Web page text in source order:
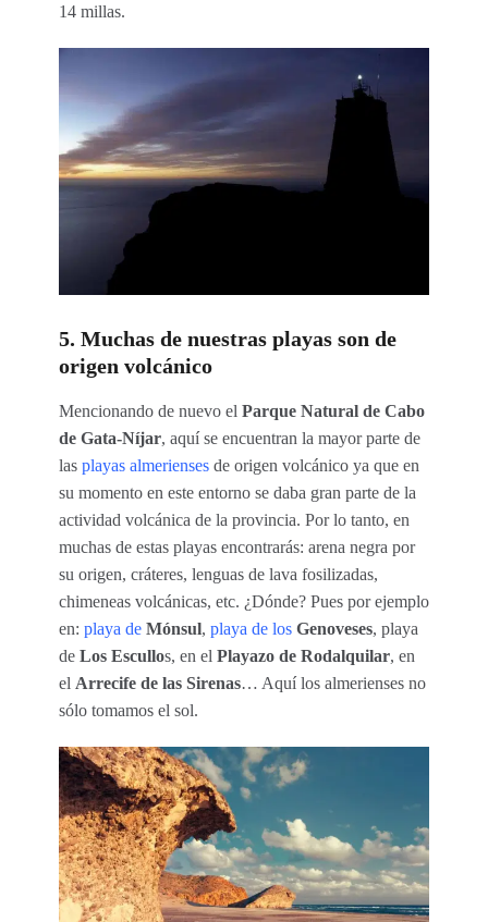
14 millas.
5. Muchas de nuestras playas son de
origen volcánico
Mencionando de nuevo el Parque Natural de Cabo
de Gata-Níjar, aquí se encuentran la mayor parte de
las playas almerienses de origen volcánico ya que en
su momento en este entorno se daba gran parte de la
actividad volcánica de la provincia. Por lo tanto, en
muchas de estas playas encontrarás: arena negra por
su origen, cráteres, lenguas de lava fosilizadas,
chimeneas volcánicas, etc. ¿Dónde? Pues por ejemplo
en: playa de Mónsul, playa de los Genoveses, playa
de Los Escullos, en el Playazo de Rodalquilar, en
el Arrecife de las Sirenas… Aquí los almerienses no
sólo tomamos el sol.